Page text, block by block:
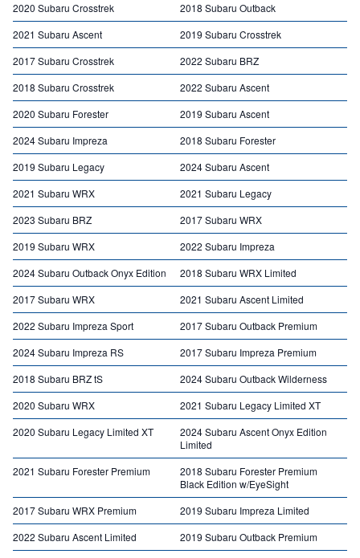
2020 Subaru Crosstrek
2018 Subaru Outback
2021 Subaru Ascent
2019 Subaru Crosstrek
2017 Subaru Crosstrek
2022 Subaru BRZ
2018 Subaru Crosstrek
2022 Subaru Ascent
2020 Subaru Forester
2019 Subaru Ascent
2024 Subaru Impreza
2018 Subaru Forester
2019 Subaru Legacy
2024 Subaru Ascent
2021 Subaru WRX
2021 Subaru Legacy
2023 Subaru BRZ
2017 Subaru WRX
2019 Subaru WRX
2022 Subaru Impreza
2024 Subaru Outback Onyx Edition
2018 Subaru WRX Limited
2017 Subaru WRX
2021 Subaru Ascent Limited
2022 Subaru Impreza Sport
2017 Subaru Outback Premium
2024 Subaru Impreza RS
2017 Subaru Impreza Premium
2018 Subaru BRZ tS
2024 Subaru Outback Wilderness
2020 Subaru WRX
2021 Subaru Legacy Limited XT
2020 Subaru Legacy Limited XT
2024 Subaru Ascent Onyx Edition
Limited
2021 Subaru Forester Premium
2018 Subaru Forester Premium
Black Edition w/EyeSight
2017 Subaru WRX Premium
2019 Subaru Impreza Limited
2022 Subaru Ascent Limited
2019 Subaru Outback Premium